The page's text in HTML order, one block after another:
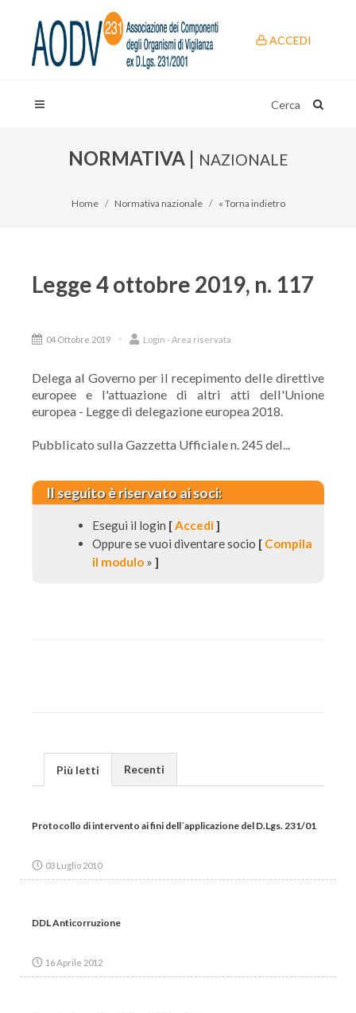
ACCEDI
Cerca
NORMATIVA | NAZIONALE
Home Normativa nazionale « Torna indietro
Legge 4 ottobre 2019, n. 117
04 Ottobre 2019 Login - Area riservata
Delega al Governo per il recepimento delle direttive
europee e l'attuazione di altri atti dell'Unione
europea - Legge di delegazione europea 2018.
Pubblicato sulla Gazzetta Ufficiale n. 245 del...
Il seguito è riservato ai soci:
Esegui il login [Accedi]
Oppure se vuoi diventare socio [ Compila
il modulo » ]
Più letti Recenti
Protocollo di intervento ai fini dell´applicazione del D.Lgs. 231/01
03 Luglio 2010
DDL Anticorruzione
16 Aprile 2012